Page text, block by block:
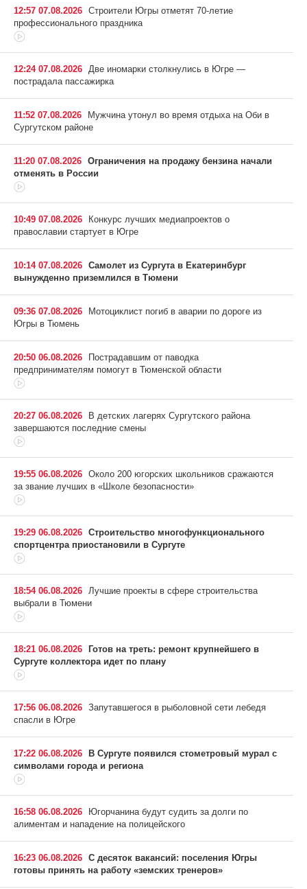
12:57 07.08.2026 Строители Югры отметят 70-летие
профессионального праздника
12:24 07.08.2026
Две иномарки столкнулись в Югре —
пострадала пассажирка
11:52 07.08.2026
Мужчина утонул во время отдыха на Оби в
Сургутском районе
11:20 07.08.2026 Ограничения на продажу бензина начали
отменять в России
10:49 07.08.2026
Конкурс лучших медиапроектов о
православии стартует в Югре
10:14 07.08.2026 Самолет из Сургута в Екатеринбург
вынужденно приземлился в Тюмени
09:36 07.08.2026
Мотоциклист погиб в аварии по дороге из
Югры в Тюмень
20:50 06.08.2026
Пострадавшим от паводка
предпринимателям помогут в Тюменской области
20:27 06.08.2026
В детских лагерях Сургутского района
завершаются последние смены
19:55 06.08.2026 Около 200 югорских школьников сражаются
за звание лучших в «Школе безопасности»
19:29 06.08.2026 Строительство многофункционального
спортцентра приостановили в Сургуте
18:54 06.08.2026
Лучшие проекты в сфере строительства
выбрали в Тюмени
18:21 06.08.2026
Готов на треть: ремонт крупнейшего в
Сургуте коллектора идет по плану
17:56 06.08.2026 Запутавшегося в рыболовной сети лебедя
спасли в Югре
17:22 06.08.2026
В Сургуте появился стометровый мурал с
символами города и региона
16:58 06.08.2026
Югорчанина будут судить за долги по
алиментам и нападение на полицейского
16:23 06.08.2026 С десяток вакансий: поселения Югры
готовы принять на работу «земских тренеров»